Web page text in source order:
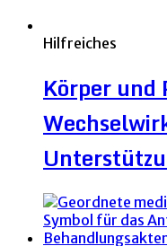
Hilfreiches
Körper und